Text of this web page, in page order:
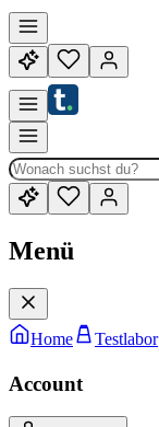
Menü
Home Testlabor
Account